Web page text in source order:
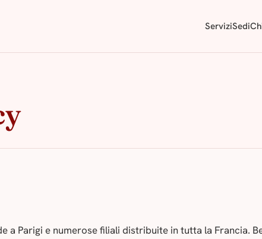
ServiziSedi
a Parigi e numerose filiali distribuite in tutta la Francia.